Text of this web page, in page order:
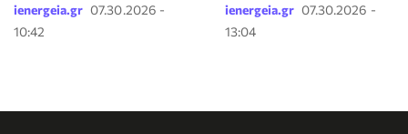
ienergeia.gr 07.30.2026 -
10:42
ienergeia.gr 07.30.2026 -
13:04